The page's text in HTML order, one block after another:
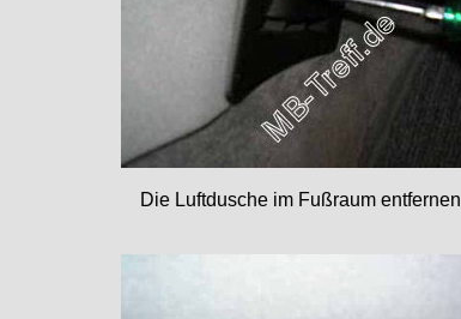
Die Luftdusche im Fußraum entfernen